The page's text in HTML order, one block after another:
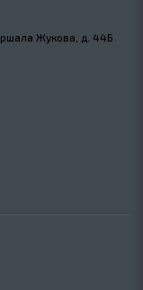
Жукова, д. 44Б